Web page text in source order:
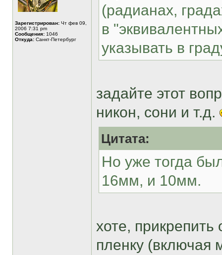
Зарегистрирован: Чт фев 09,
2006 7:31 pm
Сообщения: 1046
Откуда: Санкт-Петербург
(радианах,
в
указывать в
задайте этот
никон, сони и т.д.
Цитата:
Но уже тогда
16мм, и 10мм.
хоте,
пленку (включая